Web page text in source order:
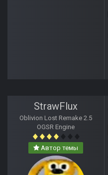
StrawFlux
Oblivion Lost Remake 2.5
OGSR Engine
Автор темы